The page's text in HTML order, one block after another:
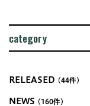
category
RELEASED (44件)
NEWS (160件)